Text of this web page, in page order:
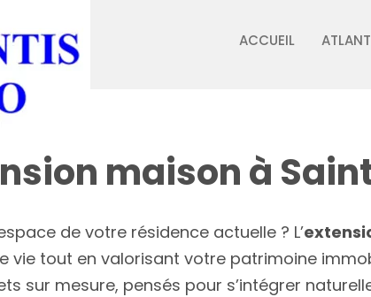
ACCUEIL
maison à
de votre résidence actuelle ? L’
vie tout en valorisant votre patrimoine
sur mesure, pensés pour s’intégrer